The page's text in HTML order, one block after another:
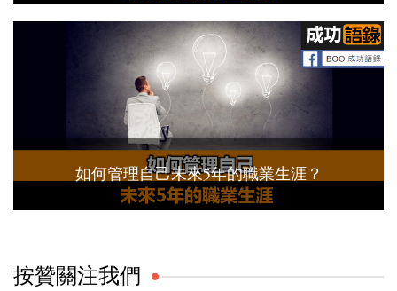
如何管理自己未來5年的職業生涯？
按贊關注我們